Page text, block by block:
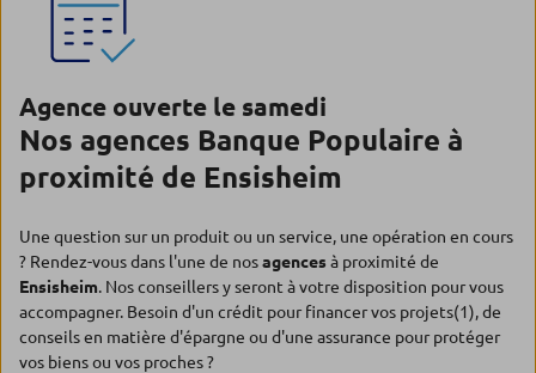
Agence ouverte le samedi
Nos agences Banque Populaire à
proximité de Ensisheim
Une question sur un produit ou un service, une opération en cours
? Rendez-vous dans l'une de nosagencesà proximité de
Ensisheim. Nos conseillers y seront à votre disposition pour vous
accompagner. Besoin d'un crédit pour financer vos projets(1), de
conseils en matière d'épargne ou d'une assurance pour protéger
vos biens ou vos proches ?